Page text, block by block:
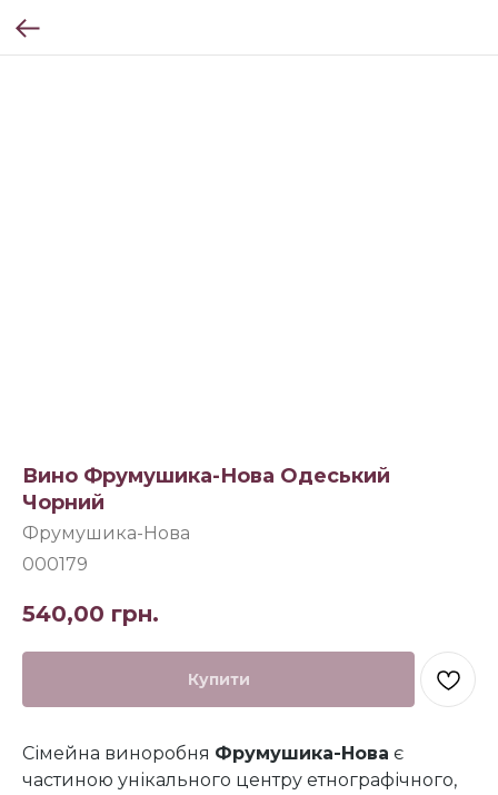
Вино Фрумушика-Нова Одеський
Чорний
Фрумушика-Нова
000179
540,00 грн.
Купити
Сімейна виноробня Фрумушика-Нова є
частиною унікального центру етнографічного,